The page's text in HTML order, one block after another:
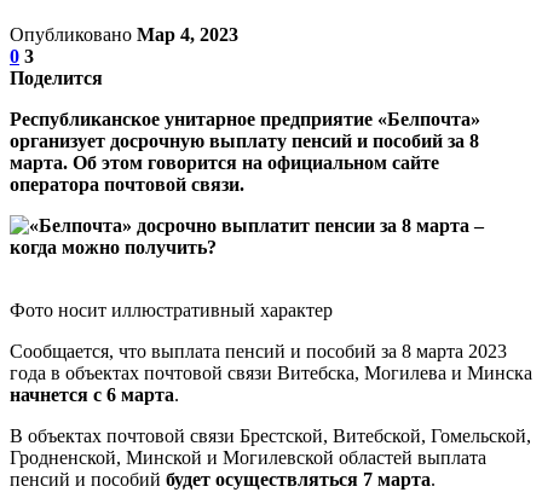
Опубликовано Мар 4, 2023
0 3
Поделится
Республиканское унитарное предприятие «Белпочта»
организует досрочную выплату пенсий и пособий за 8
марта. Об этом говорится на официальном сайте
оператора почтовой связи.
Фото носит иллюстративный характер
Сообщается, что выплата пенсий и пособий за 8 марта 2023
года в объектах почтовой связи Витебска, Могилева и Минска
начнется с 6 марта.
В объектах почтовой связи Брестской, Витебской, Гомельской,
Гродненской, Минской и Могилевской областей выплата
пенсий и пособий будет осуществляться 7 марта.